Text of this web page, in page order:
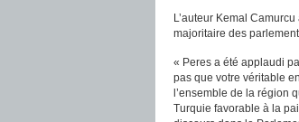
L’auteur Kemal
majoritaire des
« Peres a été applaudi
pas que votre véritable
l’ensemble de la région
Turquie favorable à la